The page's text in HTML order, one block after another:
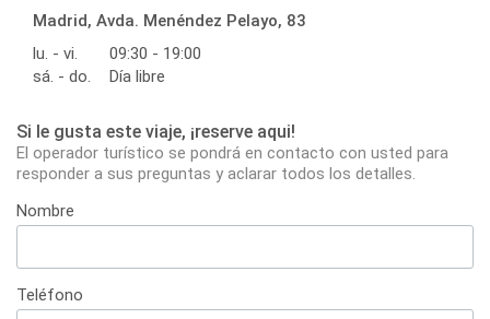
Madrid, Avda. Menéndez Pelayo, 83
lu. - vi.
09:30 - 19:00
sá. - do.
Día libre
Si le gusta este viaje, ¡reserve aqui!
El operador turístico se pondrá en contacto con usted para
responder a sus preguntas y aclarar todos los detalles.
Nombre
Teléfono